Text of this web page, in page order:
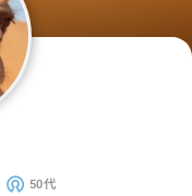
50代